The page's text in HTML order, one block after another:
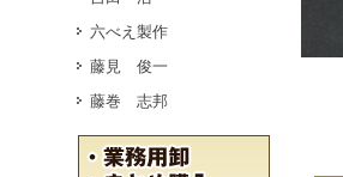
六べえ製作
藤見 俊一
藤巻 志邦